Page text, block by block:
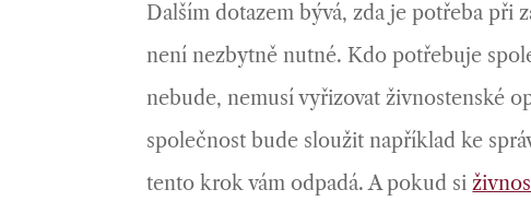
Dalším dotazem bývá, zda je potřeba při
není nezbytně nutné. Kdo potřebuje
nebude, nemusí vyřizovat živnostenské
společnost bude sloužit například ke
tento krok vám odpadá. A pokud si